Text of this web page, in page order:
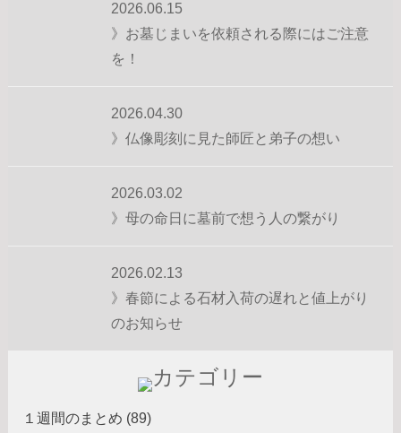
2026.06.15
》お墓じまいを依頼される際にはご注意
を！
2026.04.30
》仏像彫刻に見た師匠と弟子の想い
2026.03.02
》母の命日に墓前で想う人の繋がり
2026.02.13
》春節による石材入荷の遅れと値上がり
のお知らせ
１週間のまとめ (89)